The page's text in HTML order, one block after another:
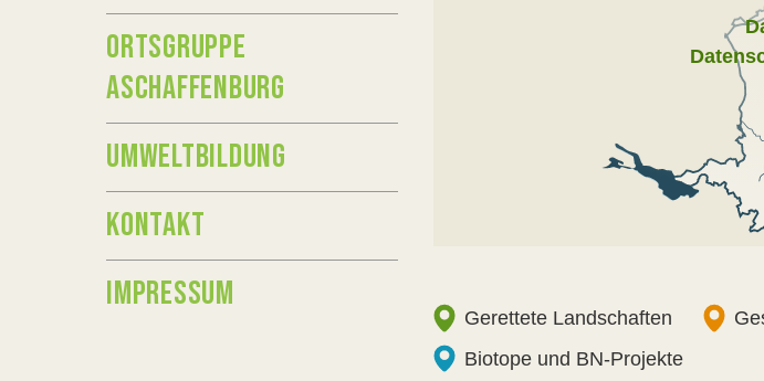
Gerettete Landschaften
Biotope und BN-Projekte
ORTSGRUPPE
ASCHAFFENBURG
UMWELTBILDUNG
KONTAKT
IMPRESSUM